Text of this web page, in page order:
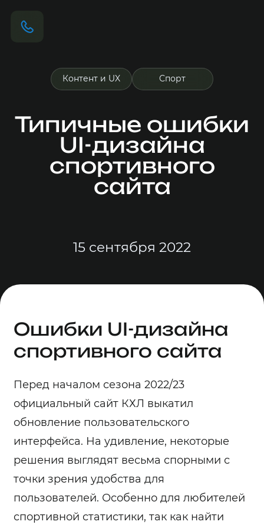
Контент и UX Спорт
Типичные ошибки
UI-дизайна
спортивного
сайта
15 сентября 2022
Ошибки UI-дизайна
спортивного сайта
Перед началом сезона 2022/23
официальный сайт КХЛ выкатил
обновление пользовательского
интерфейса. На удивление, некоторые
решения выглядят весьма спорными с
точки зрения удобства для
пользователей. Особенно для любителей
спортивной статистики, так как найти